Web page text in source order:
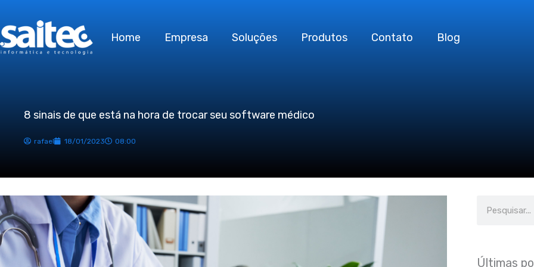
para
o
Home Empresa Soluções Produtos Contato Blog
8 sinais de que está na hora de trocar seu software médico
rafael 18/01/2023 08:00
Search
Últimas